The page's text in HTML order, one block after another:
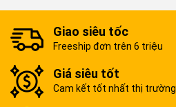
Giao siêu tốc
Freeship đơn trên 6 triệu
Giá siêu tốt
Cam kết tốt nhất thị trường